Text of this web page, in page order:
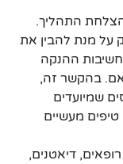
התהליך.
על מנת להבין את
ההנקה
בהקשר זה,
שמיועדים
מעשיים
דיאטנים,